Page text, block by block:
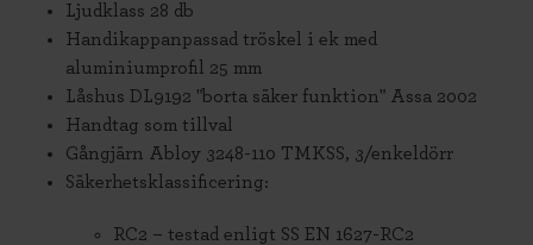
Ljudklass 28 db
Handikappanpassad tröskel i ek med
aluminiumprofil 25 mm
Låshus DL9192 "borta säker funktion" Assa 2002
Handtag som tillval
Gångjärn Abloy 3248-110 TMKSS, 3/enkeldörr
Säkerhetsklassificering:
RC2 – testad enligt SS EN 1627-RC2